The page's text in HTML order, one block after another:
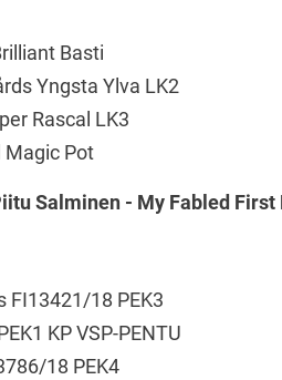
Basti
Yngsta Ylva LK2
Rascal LK3
Magic Pot
Salminen - My Fabled First
FI13421/18 PEK3
KP VSP-PENTU
18 PEK4